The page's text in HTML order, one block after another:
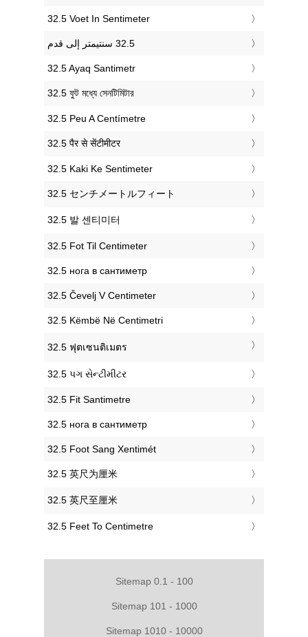
‎32.5 Voet In Sentimeter
‎32.5 Ayaq Santimetr
‎32.5 ফুট মধ্যে সেনটিমিটার
‎32.5 Peu A Centímetre
‎32.5 पैर से सेंटीमीटर
‎32.5 Kaki Ke Sentimeter
‎32.5 センチメートルフィート
‎32.5 발 센티미터
‎32.5 Fot Til Centimeter
‎32.5 нога в сантиметр
‎32.5 Čevelj V Centimeter
‎32.5 Këmbë Në Centimetri
‎32.5 ฟุตเซนติเมตร
‎32.5 પગ સેન્ટીમીટર
‎32.5 Fit Santimetre
‎32.5 нога в сантиметр
‎32.5 Foot Sang Xentimét
‎32.5 英尺为厘米
‎32.5 英尺至厘米
‎32.5 Feet To Centimetre
Sitemap 0.1 - 100
Sitemap 101 - 1000
Sitemap 1010 - 10000